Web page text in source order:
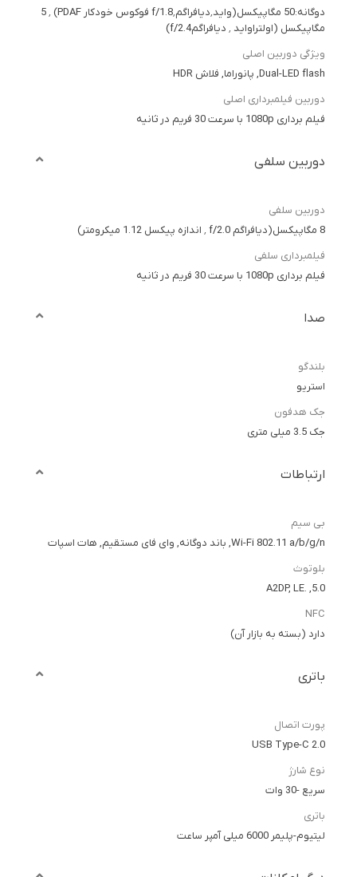
دوگانه:50 مگاپیکسل(واید٬دیافراگمf/1.8٬ فوکوس خودکار PDAF) ٬ 5
مگاپیکسل (اولتراواید ٬ دیافراگمf/2.4)
ویژگی دوربین اصلی
Dual-LED flash, پانوراما, فلاش HDR
دوربین فیلمبرداری اصلی
فیلم برداری 1080p با سرعت 30 فریم در ثانیه
دوربین سلفی
دوربین سلفی
8 مگاپیکسل(دیافراگم f/2.0 ٬ اندازه پیکسل 1.12 میکرومتر)
فیلمبرداری سلفی
فیلم برداری 1080p با سرعت 30 فریم در ثانیه
صدا
بلندگو
استریو
جک هدفون
جک 3.5 میلی متری
ارتباطات
بی سیم
Wi-Fi 802.11 a/b/g/n, باند دوگانه, وای فای مستقیم, هات اسپات
بلوتوث
5.0, .A2DP, LE
NFC
دارد (بسته به بازار آن)
باتری
پورت اتصال
USB Type-C 2.0
نوع شارژ
سریع -30 وات
باتری
لیتیوم-پلیمر 6000 میلی آمپر ساعت